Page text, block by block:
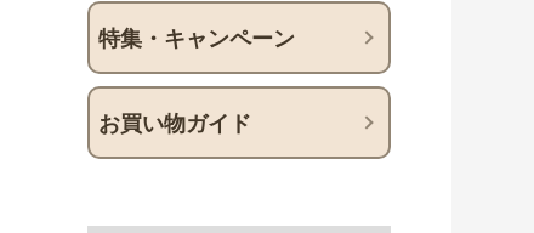
特集・キャンペーン
お買い物ガイド